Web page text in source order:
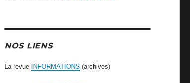
NOS LIENS
La revue INFORMATIONS (archives)